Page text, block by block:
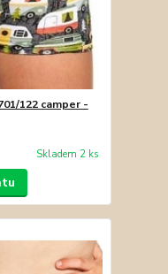
122 camper -
Skladem 2 ks